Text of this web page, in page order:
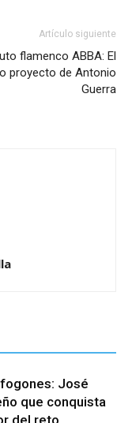
Artículo siguiente
flamenco ABBA: El
proyecto de Antonio
Guerra
José
que conquista